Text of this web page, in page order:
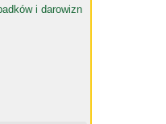
i darowizn